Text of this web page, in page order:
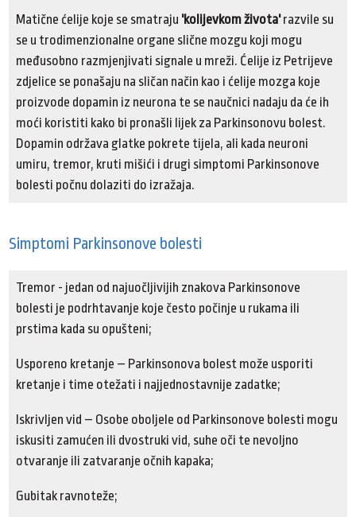
Matične ćelije koje se smatraju 'kolijevkom života'razvile su
se u trodimenzionalne organe slične mozgu koji mogu
međusobno razmjenjivati signale u mreži. Ćelije iz Petrijeve
zdjelice se ponašaju na sličan način kao i ćelije mozga koje
proizvode dopamin iz neurona te se naučnici nadaju da će ih
moći koristiti kako bi pronašli lijek za Parkinsonovu bolest.
Dopamin održava glatke pokrete tijela, ali kada neuroni
umiru, tremor, kruti mišići i drugi simptomi Parkinsonove
bolesti počnu dolaziti do izražaja.
Simptomi Parkinsonove bolesti
Tremor - jedan od najuočljivijih znakova Parkinsonove
bolesti je podrhtavanje koje često počinje u rukama ili
prstima kada su opušteni;
Usporeno kretanje – Parkinsonova bolest može usporiti
kretanje i time otežati i najjednostavnije zadatke;
Iskrivljen vid – Osobe oboljele od Parkinsonove bolesti mogu
iskusiti zamućen ili dvostruki vid, suhe oči te nevoljno
otvaranje ili zatvaranje očnih kapaka;
Gubitak ravnoteže;